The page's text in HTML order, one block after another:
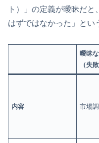
ト）」の定義が曖昧だ
はずではなかった」とい
曖昧
（失
内容 市場